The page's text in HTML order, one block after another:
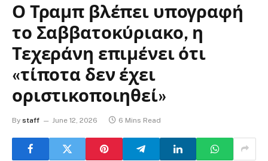
Ο Τραμπ βλέπει υπογραφή
το Σαββατοκύριακο, η
Τεχεράνη επιμένει ότι
«τίποτα δεν έχει
οριστικοποιηθεί»
By staff June 12, 2026 6 Mins Read